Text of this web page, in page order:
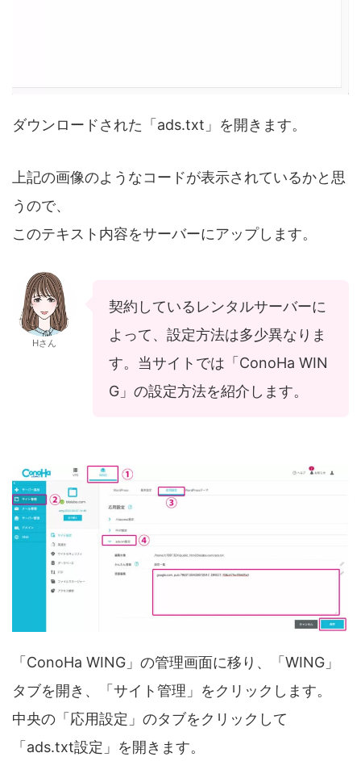
ダウンロードされた「ads.txt」を開きます。
上記の画像のようなコードが表示されているかと思
うので、
このテキスト内容をサーバーにアップします。
Hさん
契約しているレンタルサーバーに
よって、設定方法は多少異なりま
す。当サイトでは「ConoHa WIN
G」の設定方法を紹介します。
「ConoHa WING」の管理画面に移り、「WING」
タブを開き、「サイト管理」をクリックします。
中央の「応用設定」のタブをクリックして
「ads.txt設定」を開きます。